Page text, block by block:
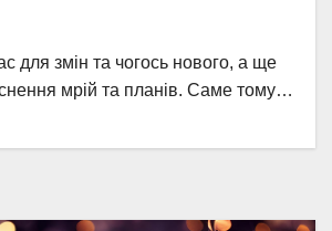
для змін та чогось нового, а ще
мрій та планів. Саме тому…